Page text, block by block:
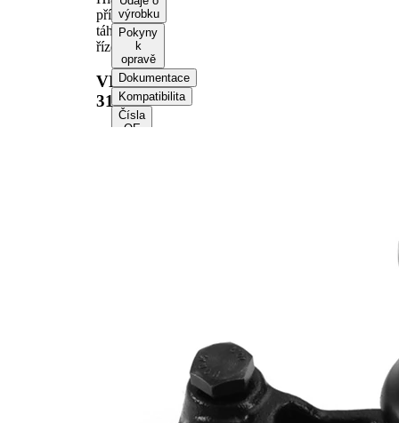
příčného
táhla
řízení
VKDY
315031
výrobku
Pokyny
k
opravě
Dokumentace
Kompatibilita
Čísla
OE
M12 x 1,25
VKDY
315032